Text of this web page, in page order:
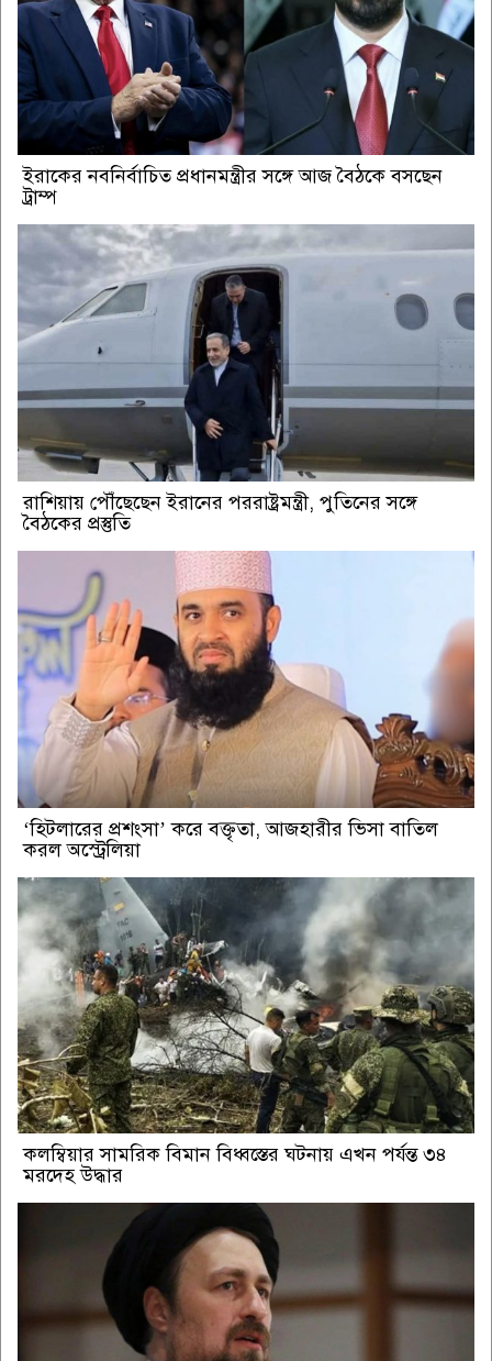
ইরাকের নবনির্বাচিত প্রধানমন্ত্রীর সঙ্গে আজ বৈঠকে বসছেন
ট্রাম্প
রাশিয়ায় পৌঁছেছেন ইরানের পররাষ্ট্রমন্ত্রী, পুতিনের সঙ্গে
বৈঠকের প্রস্তুতি
‘হিটলারের প্রশংসা’ করে বক্তৃতা, আজহারীর ভিসা বাতিল
করল অস্ট্রেলিয়া
কলম্বিয়ার সামরিক বিমান বিধ্বস্তের ঘটনায় এখন পর্যন্ত ৩৪
মরদেহ উদ্ধার